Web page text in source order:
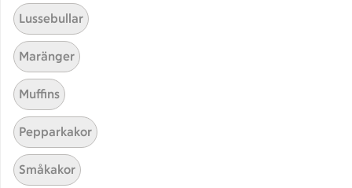
Lussebullar
Maränger
Muffins
Pepparkakor
Småkakor